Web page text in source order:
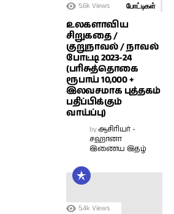
5.6k Views போட்டிகள்
உலகளாவிய
சிறுகதை /
குறுநாவல் / நாவல்
போட்டி 2023-24
(பரிசுத்தொகை
ரூபாய் 10,000 +
இலவசமாக புத்தகம்
பதிப்பிக்கும்
வாய்ப்பு)
byஆசிரியர் -
சஹானா
இணைய இதழ்
5.4k Views